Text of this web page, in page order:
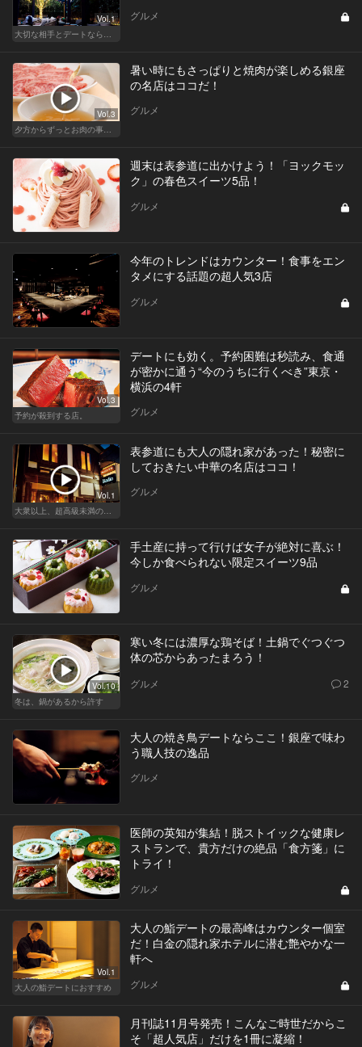
Vol.1
大切な相手とデートなら、ホテルのホスピタリティを味わえるリッチなデート
グルメ
Vol.3
夕方からずっとお肉の事を考えてる貴方へ
暑い時にもさっぱりと焼肉が楽しめる銀座
の名店はココだ！
グルメ
週末は表参道に出かけよう！「ヨックモッ
ク」の春色スイーツ5品！
グルメ
今年のトレンドはカウンター！食事をエン
タメにする話題の超人気3店
グルメ
Vol.3
予約が殺到する店。
デートにも効く。予約困難は秒読み、食通
が密かに通う“今のうちに行くべき”東京・
横浜の4軒
グルメ
Vol.1
表参道にも大人の隠れ家があった！秘密に
しておきたい中華の名店はココ！
グルメ
手土産に持って行けば女子が絶対に喜ぶ！
今しか食べられない限定スイーツ9品
グルメ
Vol.10
冬は、鍋があるから許す
寒い冬には濃厚な鶏そば！土鍋でぐつぐつ
体の芯からあったまろう！
グルメ 2
大人の焼き鳥デートならここ！銀座で味わ
う職人技の逸品
グルメ
医師の英知が集結！脱ストイックな健康レ
ストランで、貴方だけの絶品「食方箋」に
トライ！
グルメ
Vol.1
大人の鮨デートにおすすめ
大人の鮨デートの最高峰はカウンター個室
だ！白金の隠れ家ホテルに潜む艶やかな一
軒へ
グルメ
月刊誌11月号発売！こんなご時世だからこ
そ「超人気店」だけを1冊に凝縮！